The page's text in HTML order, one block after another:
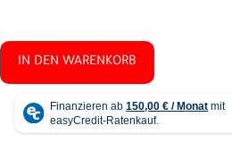
IN DEN WARENKORB